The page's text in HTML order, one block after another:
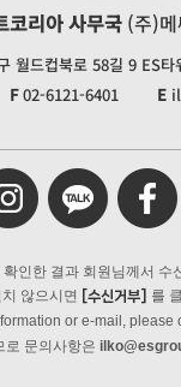
코리아 사무국(주)메
월드컵북로 58길 9 ES
F02-6121-6401 E
인한 결과 회원님께서
않으시면
[수신거부]
를
or e-mail,
로 문의사항은